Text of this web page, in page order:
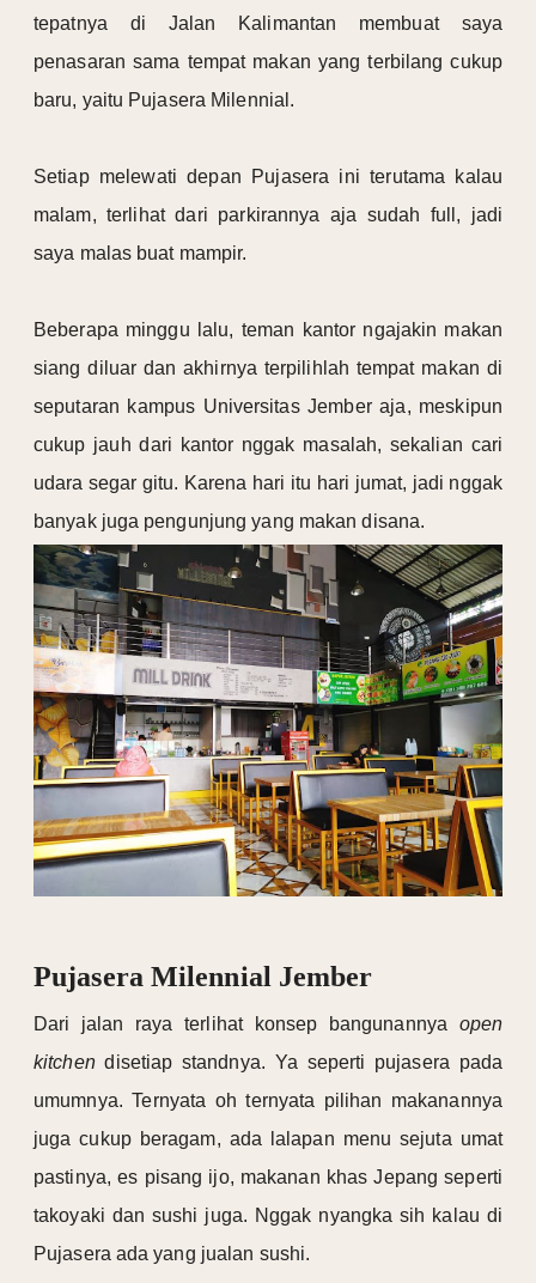
tepatnya di Jalan Kalimantan membuat saya
penasaran sama tempat makan yang terbilang cukup
baru, yaitu Pujasera Milennial.
Setiap melewati depan Pujasera ini terutama kalau
malam, terlihat dari parkirannya aja sudah full, jadi
saya malas buat mampir.
Beberapa minggu lalu, teman kantor ngajakin makan
siang diluar dan akhirnya terpilihlah tempat makan di
seputaran kampus Universitas Jember aja, meskipun
cukup jauh dari kantor nggak masalah, sekalian cari
udara segar gitu. Karena hari itu hari jumat, jadi nggak
banyak juga pengunjung yang makan disana.
Pujasera Milennial Jember
Dari jalan raya terlihat konsep bangunannya open
kitchendisetiap standnya. Ya seperti pujasera pada
umumnya. Ternyata oh ternyata pilihan makanannya
juga cukup beragam, ada lalapan menu sejuta umat
pastinya, es pisang ijo, makanan khas Jepang seperti
takoyaki dan sushi juga. Nggak nyangka sih kalau di
Pujasera ada yang jualan sushi.